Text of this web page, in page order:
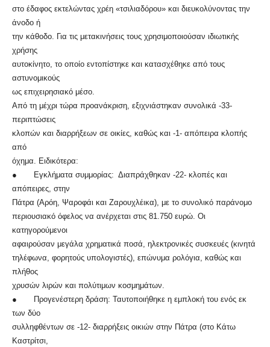
στο έδαφος εκτελώντας χρέη «τσιλιαδόρου» και διευκολύνοντας την
άνοδο ή
την κάθοδο. Για τις μετακινήσεις τους χρησιμοποιούσαν ιδιωτικής
χρήσης
αυτοκίνητο, το οποίο εντοπίστηκε και κατασχέθηκε από τους
αστυνομικούς
ως επιχειρησιακό μέσο.
Από τη μέχρι τώρα προανάκριση, εξιχνιάστηκαν συνολικά -33-
περιπτώσεις
κλοπών και διαρρήξεων σε οικίες, καθώς και -1- απόπειρα κλοπής
από
όχημα. Ειδικότερα:
● Εγκλήματα συμμορίας: Διαπράχθηκαν -22- κλοπές και
απόπειρες, στην
Πάτρα (Αρόη, Ψαροφάι και Ζαρουχλέικα), με το συνολικό παράνομο
περιουσιακό όφελος να ανέρχεται στις 81.750 ευρώ. Οι
κατηγορούμενοι
αφαιρούσαν μεγάλα χρηματικά ποσά, ηλεκτρονικές συσκευές (κινητά
τηλέφωνα, φορητούς υπολογιστές), επώνυμα ρολόγια, καθώς και
πλήθος
χρυσών λιρών και πολύτιμων κοσμημάτων.
● Προγενέστερη δράση: Ταυτοποιήθηκε η εμπλοκή του ενός εκ
των δύο
συλληφθέντων σε -12- διαρρήξεις οικιών στην Πάτρα (στο Κάτω
Καστρίτσι,